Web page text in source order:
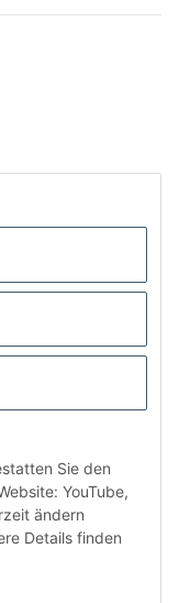
Sie den
YouTube,
ändern
Details finden